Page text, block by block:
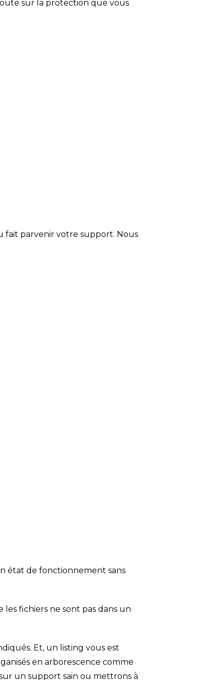
sur la protection que vous
fait parvenir votre support. Nous
état de fonctionnement sans
fichiers ne sont pas dans un
Et, un listing vous est
en arborescence comme
un support sain ou mettrons à